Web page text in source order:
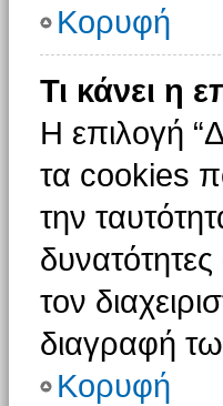
Κορυφή
Τι κάνει η
Η επιλογή
τα cookies
την
τον
διαγραφή
Κορυφή